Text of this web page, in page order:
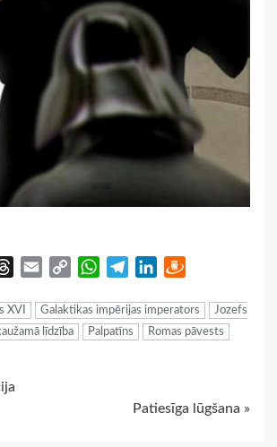
Threads
Email
Copy
WhatsApp
TelegramLinkedIn
XVI Galaktikas impērijas imperators
Jozefs
līdzība Palpatīns
Romas pāvests
Patiesīga lūgšana »